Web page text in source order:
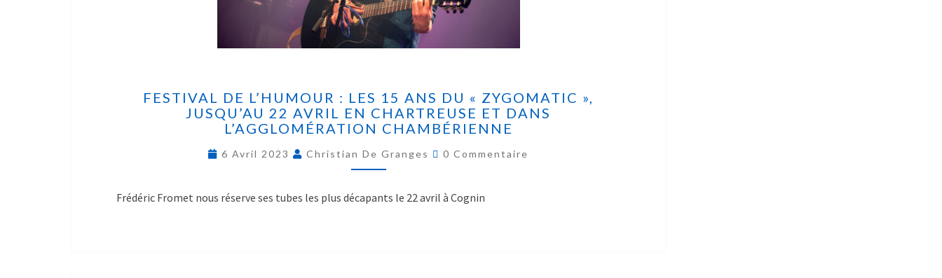
FESTIVAL DE L’HUMOUR : LES 15 ANS DU « ZYGOMATIC »,
JUSQU’AU 22 AVRIL EN CHARTREUSE ET DANS
L’AGGLOMÉRATION CHAMBÉRIENNE
6 Avril 2023 Christian De Granges 0 Commentaire
Frédéric Fromet nous réserve ses tubes les plus décapants le 22 avril à Cognin